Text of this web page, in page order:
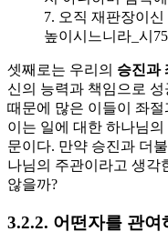
7. 오직 재판장이
높이시느니라_시
셋째로는 우리의 승진과
신의 능력과 책임으로
때문에 많은 이들이 좌
이는 일에 대한 하나님
문이다. 만약 승진과 더
나님의 주관이라고 생각
않을까?
3.2.2. 어떤자를 관여